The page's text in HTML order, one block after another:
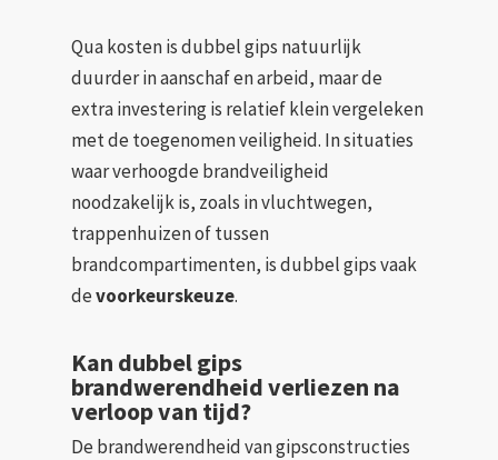
Qua kosten is dubbel gips natuurlijk
duurder in aanschaf en arbeid, maar de
extra investering is relatief klein vergeleken
met de toegenomen veiligheid. In situaties
waar verhoogde brandveiligheid
noodzakelijk is, zoals in vluchtwegen,
trappenhuizen of tussen
brandcompartimenten, is dubbel gips vaak
devoorkeurskeuze.
Kan dubbel gips
brandwerendheid verliezen na
verloop van tijd?
De brandwerendheid van gipsconstructies